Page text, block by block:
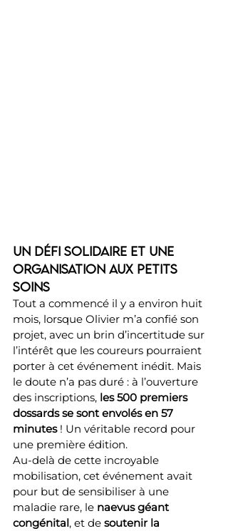
Un défi solidaire et une
organisation aux petits
soins
Tout a commencé il y a environ huit
mois, lorsque Olivier m’a confié son
projet, avec un brin d’incertitude sur
l’intérêt que les coureurs pourraient
porter à cet événement inédit. Mais
le doute n’a pas duré : à l’ouverture
des inscriptions, les 500 premiers
dossards se sont envolés en 57
minutes ! Un véritable record pour
une première édition.
Au-delà de cette incroyable
mobilisation, cet événement avait
pour but de sensibiliser à une
maladie rare, le naevus géant
congénital, et de soutenir la